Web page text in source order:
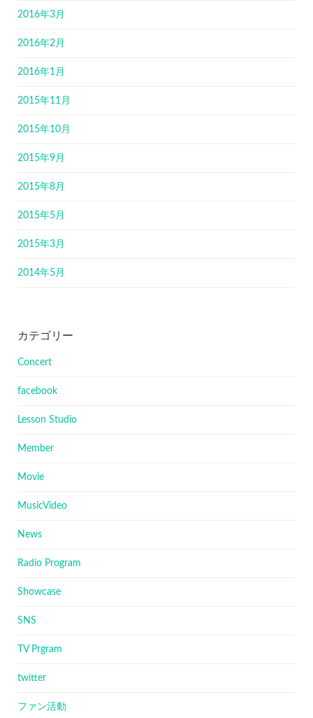
2016年3月
2016年2月
2016年1月
2015年11月
2015年10月
2015年9月
2015年8月
2015年5月
2015年3月
2014年5月
カテゴリー
Concert
facebook
Lesson Studio
Member
Movie
MusicVideo
News
Radio Program
Showcase
SNS
TV Prgram
twitter
ファン活動